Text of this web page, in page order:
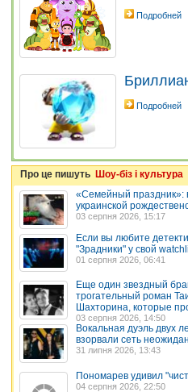
Подробней
Подробней
Про це пишуть Шоу-біз і культура
«Семейный праздник»:
украинской
03 серпня 2026, 15:17
Если вы любите
"Зрадники" у свой
01 серпня 2026, 06:41
Еще один звездный
трогательный роман
Шахторина, которые
03 серпня 2026, 14:50
Вокальная дуэль двух
взорвали сеть
31 липня 2026, 13:43
Пономарев удивил
04 серпня 2026, 22:50